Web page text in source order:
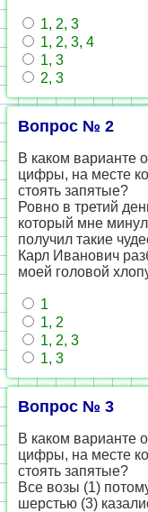
1, 2, 3
1, 2, 3, 4
1, 3
2, 3
Вопрос № 2
В каком варианте
цифры, на месте
стоять запятые?
Ровно в третий
который мне
получил такие
Карл Иванович
моей головой
1
1, 2
1, 2, 3
1, 3
Вопрос № 3
В каком варианте
цифры, на месте
стоять запятые?
Все возы (1)
шерстью (3)